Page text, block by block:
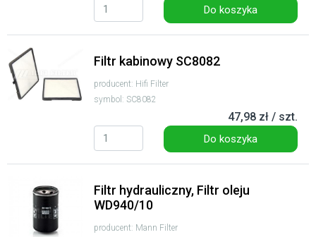
Do koszyka
Filtr kabinowy SC8082
producent: Hifi Filter
symbol: SC8082
47,98 zł / szt.
Do koszyka
Filtr hydrauliczny, Filtr oleju
WD940/10
producent: Mann Filter